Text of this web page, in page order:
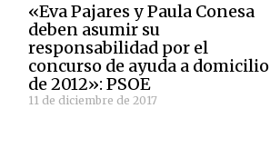
«Eva Pajares y Paula Conesa
deben asumir su
responsabilidad por el
concurso de ayuda a domicilio
de 2012»: PSOE
11 de diciembre de 2017